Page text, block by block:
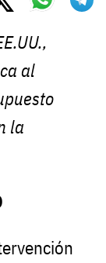
al
la